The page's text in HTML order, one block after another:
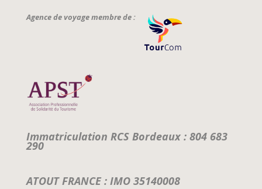
Agence de voyage membre de :
Immatriculation RCS Bordeaux : 804 683
290
ATOUT FRANCE : IMO 35140008